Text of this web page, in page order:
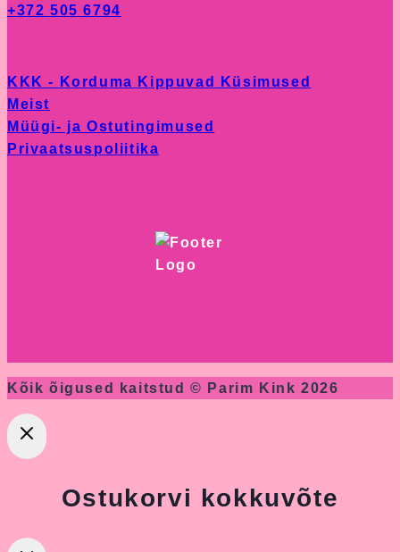
product
+372 505 6794
KKK - Korduma Kippuvad Küsimused
Meist
Müügi- ja Ostutingimused
Privaatsuspoliitika
Kõik õigused kaitstud © Parim Kink 2026
Ostukorvi kokkuvõte